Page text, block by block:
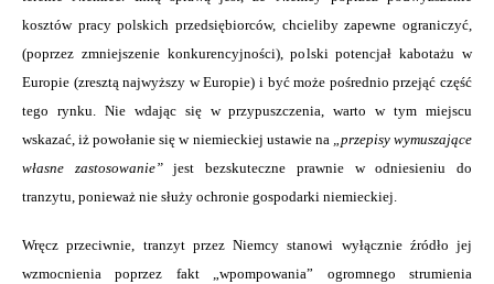
kosztów pracy polskich przedsiębiorców, chcieliby zapewne ograniczyć,
(poprzez zmniejszenie konkurencyjności), polski potencjał kabotażu w
Europie (zresztą najwyższy w Europie) i być może pośrednio przejąć część
tego rynku. Nie wdając się w przypuszczenia, warto w tym miejscu
wskazać, iż powołanie się w niemieckiej ustawie na „przepisy wymuszające
własne zastosowanie”jest bezskuteczne prawnie w odniesieniu do
tranzytu, ponieważ nie służy ochronie gospodarki niemieckiej.
Wręcz przeciwnie, tranzyt przez Niemcy stanowi wyłącznie źródło jej
wzmocnienia poprzez fakt „wpompowania” ogromnego strumienia